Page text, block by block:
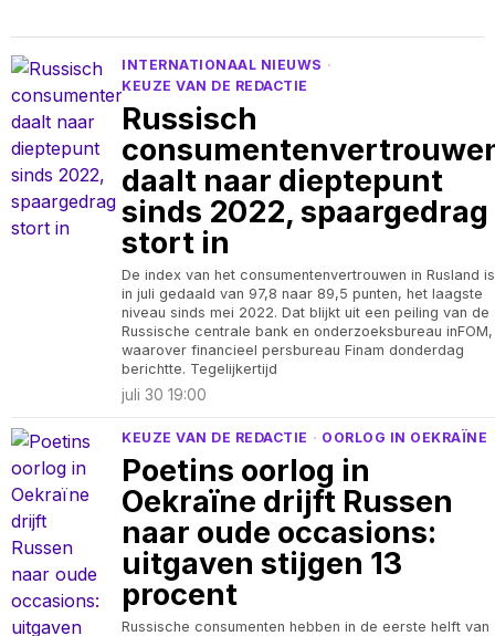
INTERNATIONAAL NIEUWS ·
KEUZE VAN DE REDACTIE
Russisch
daalt naar dieptepunt
sinds 2022, spaargedrag
stort in
De index van het consumentenvertrouwen in Rusland is
in juli gedaald van 97,8 naar 89,5 punten, het laagste
niveau sinds mei 2022. Dat blijkt uit een peiling van de
Russische centrale bank en onderzoeksbureau inFOM,
waarover financieel persbureau Finam donderdag
berichtte. Tegelijkertijd
juli 30 19:00
KEUZE VAN DE REDACTIE · OORLOG IN OEKRAÏNE
Poetins oorlog in
Oekraïne drijft Russen
naar oude occasions:
uitgaven stijgen 13
procent
Russische consumenten hebben in de eerste helft van